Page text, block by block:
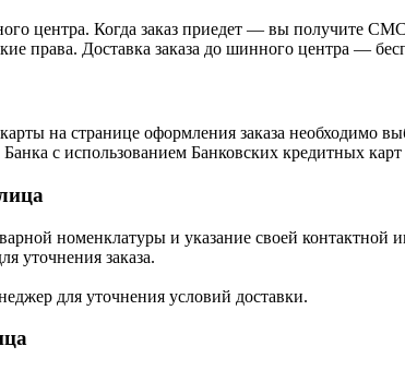
центра. Когда заказ приедет — вы получите
права. Доставка заказа до шинного центра —
на странице оформления заказа необходимо
с использованием Банковских кредитных
номенклатуры и указание своей контактной
уточнения заказа.
для уточнения условий доставки.